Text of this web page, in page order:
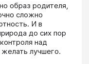
образ родителя,
сложно
И в
до сих пор
над
лучшего.